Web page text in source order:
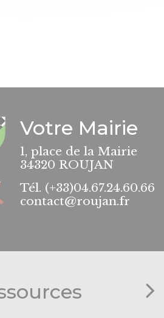
Votre Mairie
1, place de la Mairie
34320 ROUJAN
Tél. (+33)04.67.24.60.66
contact@roujan.fr